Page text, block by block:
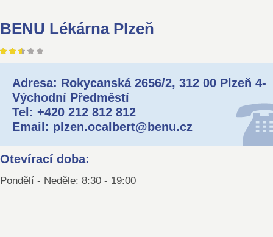
BENU Lékárna Plzeň
Adresa: Rokycanská 2656/2, 312 00 Plzeň 4-
Východní Předměstí
Tel: +420 212 812 812
Email: plzen.ocalbert@benu.cz
Otevírací doba:
Pondělí - Neděle: 8:30 - 19:00